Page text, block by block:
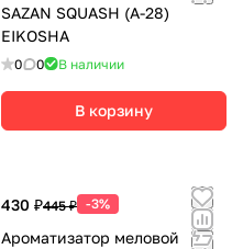
SAZAN SQUASH (А-28)
EIKOSHA
0 0 В наличии
В корзину
430 ₽445 ₽ -3%
Ароматизатор меловой